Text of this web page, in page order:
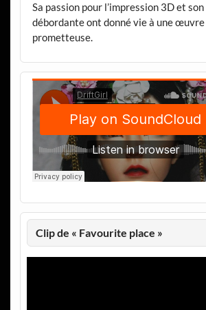
Sa passion pour l’impression 3D et
débordante ont donné vie à une
prometteuse.
Clip de « Favourite place »
Lecteur